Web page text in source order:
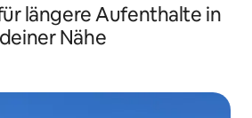
längere Aufenthalte in
deiner Nähe